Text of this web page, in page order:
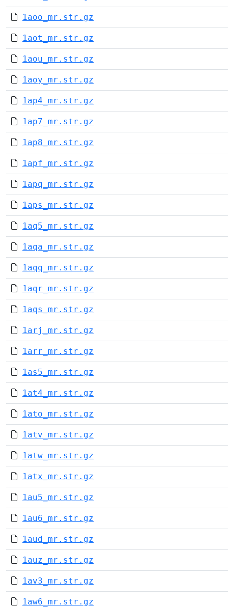
1aoo_mr.str.gz
1aot_mr.str.gz
1aou_mr.str.gz
1aoy_mr.str.gz
1ap4_mr.str.gz
1ap7_mr.str.gz
1ap8_mr.str.gz
1apf_mr.str.gz
1apq_mr.str.gz
1aps_mr.str.gz
1aq5_mr.str.gz
1aqa_mr.str.gz
1aqq_mr.str.gz
1aqr_mr.str.gz
1aqs_mr.str.gz
1arj_mr.str.gz
1arr_mr.str.gz
1as5_mr.str.gz
1at4_mr.str.gz
1ato_mr.str.gz
1atv_mr.str.gz
1atw_mr.str.gz
1atx_mr.str.gz
1au5_mr.str.gz
1au6_mr.str.gz
1aud_mr.str.gz
1auz_mr.str.gz
1av3_mr.str.gz
1aw6_mr.str.gz